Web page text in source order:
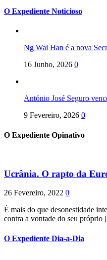
O Expediente Noticioso
Ng Wai Han é a nova
16 Junho, 2026 0
António José Seguro
9 Fevereiro, 2026 0
O Expediente Opinativo
Ucrânia. O rapto da
26 Fevereiro, 2022 0
É mais do que desonestidade
contra a vontade do seu próprio
O Expediente Dia-a-Dia